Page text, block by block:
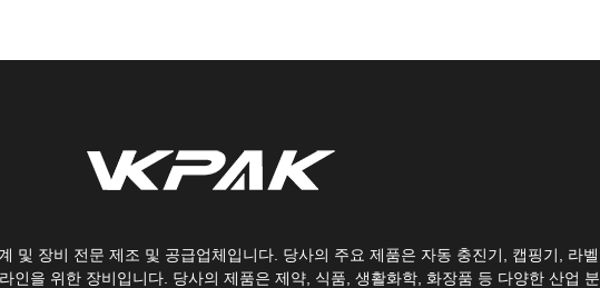
및 장비 전문 제조 및 공급업체입니다. 당사의 주요 제품은 자동 충진기, 캡핑기, 라벨
인을 위한 장비입니다. 당사의 제품은 제약, 식품, 생활화학, 화장품 등 다양한 산업 분